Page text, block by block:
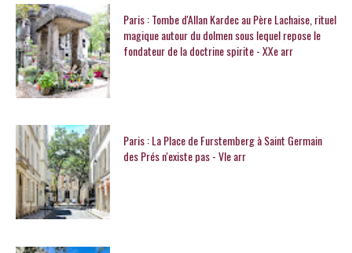
Paris : Tombe d'Allan Kardec au Père Lachaise, rituel
magique autour du dolmen sous lequel repose le
fondateur de la doctrine spirite - XXe arr
Paris : La Place de Furstemberg à Saint Germain
des Prés n'existe pas - VIe arr